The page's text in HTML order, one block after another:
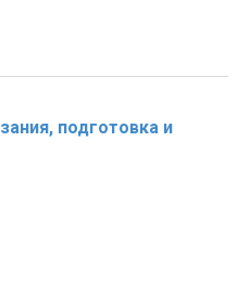
подготовка и